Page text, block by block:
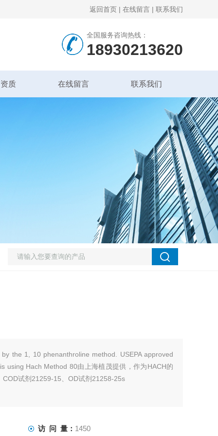
返回首页 | 在线留言 | 联系我们
全国服务咨询热线：
18930213620
质 在线留言 联系我们
the 1, 10 phenanthroline method. USEPA approved
using Hach Method 80由上海植茂提供，作为HACH的
试剂21259-15、OD试剂21258-25s
访 问 量： 1450